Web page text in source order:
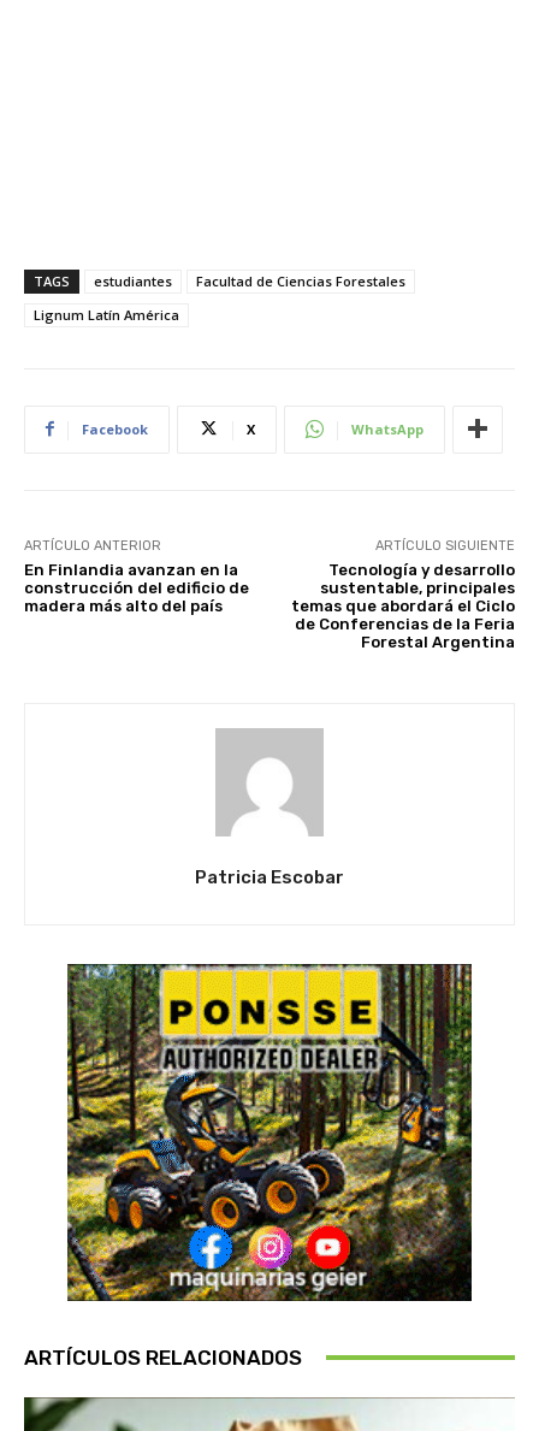
TAGS estudiantes
Facultad de Ciencias Forestales
Lignum Latín América
Facebook X WhatsApp
ARTÍCULO ANTERIOR
En Finlandia avanzan en la
construcción del edificio de
madera más alto del país
ARTÍCULO SIGUIENTE
Tecnología y desarrollo
sustentable, principales
temas que abordará el Ciclo
de Conferencias de la Feria
Forestal Argentina
Patricia Escobar
ARTÍCULOS RELACIONADOS